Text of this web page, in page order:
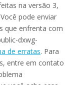
na versão 3,
pode enviar
que enfrenta com
dxwg-
de erratas. Para
entre em contato